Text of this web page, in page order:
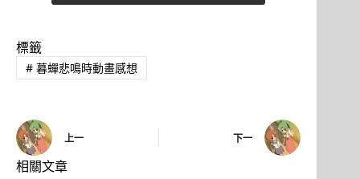
標籤
#暮蟬悲鳴時動畫感想
上一 下一
相關文章